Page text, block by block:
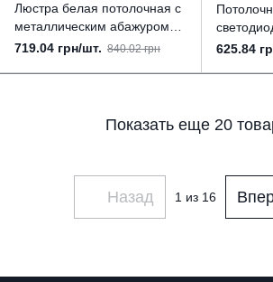
Люстра белая потолочная с
металлическим абажуром
под лампу Е27
719.04 грн/шт. 840.02 грн
Ø500мм
625.84
Показать еще 20
Назад 1 из 16